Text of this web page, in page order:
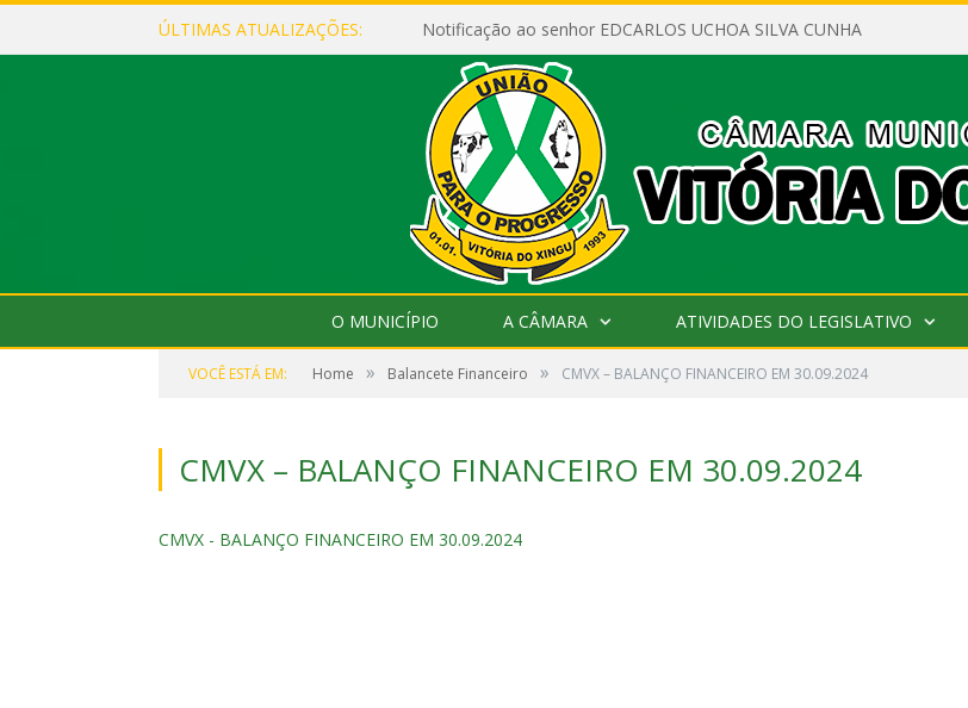
ÚLTIMAS ATUALIZAÇÕES: Notificação ao senhor EDCARLOS UCHOA SILVA CUNHA
O MUNICÍPIO A CÂMARA ATIVIDADES DO LEGISLATIVO
VOCÊ ESTÁ EM: Home » Balancete Financeiro » CMVX – BALANÇO FINANCEIRO EM 30.09.2024
CMVX – BALANÇO FINANCEIRO EM 30.09.2024
CMVX - BALANÇO FINANCEIRO EM 30.09.2024